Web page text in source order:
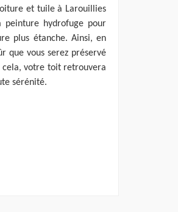
et tuile à Larouillies
hydrofuge pour
plus étanche. Ainsi, en
que vous serez préservé
cela, votre toit retrouvera
sérénité.